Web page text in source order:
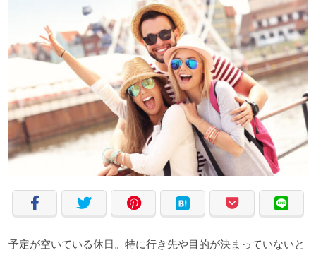
予定が空いている休日。特に行き先や目的が決まっていないと